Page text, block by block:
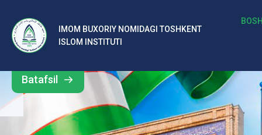
IMOM BUXORIY NOMIDAGI TOSHKENT
ISLOM INSTITUTI
b
al
ar
o‘
Barcha
yangiliklar
Batafsil